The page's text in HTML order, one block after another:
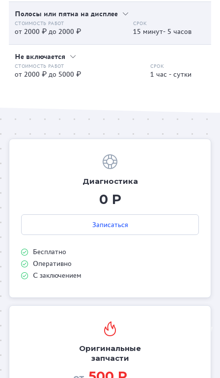
Полосы или пятна на дисплее
от 2000 ₽ до 2000 ₽ 15 минут- 5 часов
Не включается
от 2000 ₽ до 5000 ₽ 1 час - сутки
Диагностика
0 Р
Записаться
Бесплатно
Оперативно
С заключением
Оригинальные
запчасти